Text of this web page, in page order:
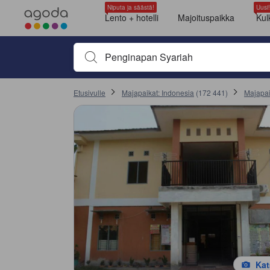
Niputa ja säästä!
Lento + hotelli Majoituspaikka
Uusi!
Aloita kirjoittamalla majoituspaikan nimi tai
Etusivulle Majapaikat: Indonesia (172 441)
Standard-huone (Standard Room)
Näkymä: Kaupunki
yksityinen kylpyhuone
langaton internet (maksuton)
satelliitti- /kaapeli-TV
Standard - Kahden hengen huone - Double (Standard Double Room)
Huonetyyppi määritetään hotelille saapuessa (Room Assigned on Arrival)
langaton internet (maksuton)
DOUBLE STANDARD (Double Standard)
Standard - Double (Double Standard)
Kaikki arviot Agodassa ovat vahvistetuilta vierailta, joiden on
Kunto/siisteys on saanut arvosanan 7.8 ja suurin arvosana on 10
Palvelut on saanut arvosanan 7.4 ja suurin arvosana on 10
Sijainti on saanut arvosanan 8 ja suurin arvosana on 10
Palvelualttius on saanut arvosanan 7.7 ja suurin arvosana on 10
Vastinetta rahalle on saanut arvosanan 7.7 ja suurin arvosana on 10
Mentioned in 1 reviews
100% Unfavourable
Mentioned in 1 reviews
100% Unfavourable
Mentioned in 1 reviews
100% Unfavourable